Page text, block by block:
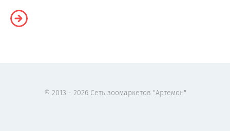
© 2013 - 2026 Сеть зоомаркетов "Артемон"